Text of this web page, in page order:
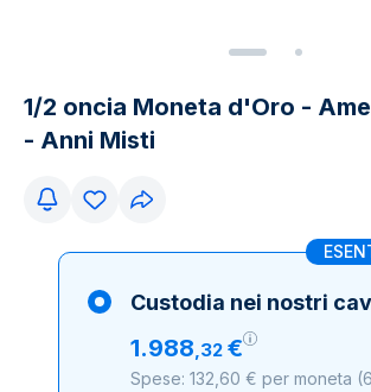
1/2 oncia Moneta d'Oro -
- Anni Misti
Custodia nei nostri
1.988,32 €
Spese: 132,60 € per moneta (